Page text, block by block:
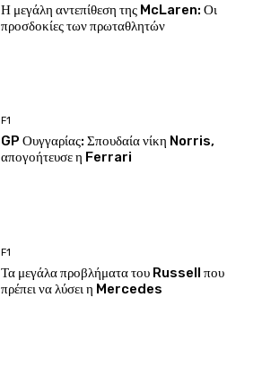
Η μεγάλη αντεπίθεση της McLaren: Οι
προσδοκίες των πρωταθλητών
F1
GP Ουγγαρίας: Σπουδαία νίκη Norris,
απογοήτευσε η Ferrari
F1
Τα μεγάλα προβλήματα του Russell που
πρέπει να λύσει η Mercedes